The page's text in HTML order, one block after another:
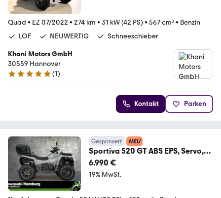
Quad • EZ 07/2022 • 274 km • 31 kW (42 PS) • 567 cm³• Benzin
LOF
NEUWERTIG Schneeschieber
Khani Motors GmbH
30559 Hannover
5 Sterne
(1)
Kontakt Parken
Gesponsert NEU
Sportiva 520 GT ABS EPS, Servo,
sofort lieferbar
6.990 €
19% MwSt.